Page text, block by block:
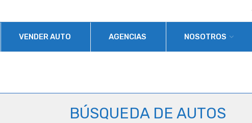
VENDER AUTO AGENCIAS NOSOTROS
BÚSQUEDA DE AUTOS